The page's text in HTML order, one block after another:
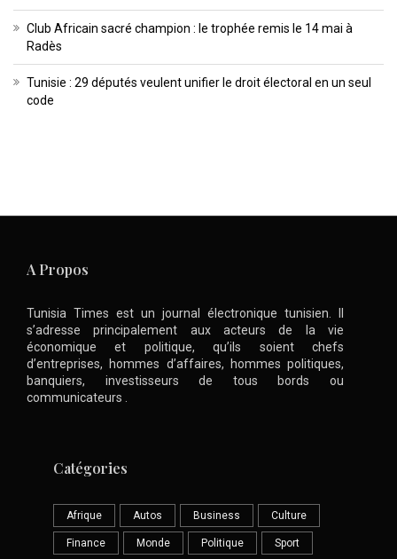
Club Africain sacré champion : le trophée remis le 14 mai à
Radès
Tunisie : 29 députés veulent unifier le droit électoral en un seul
code
A Propos
Tunisia Times est un journal électronique tunisien. Il
s’adresse principalement aux acteurs de la vie
économique et politique, qu’ils soient chefs
d’entreprises, hommes d’affaires, hommes politiques,
banquiers, investisseurs de tous bords ou
communicateurs .
Catégories
Afrique Autos Business Culture
Finance Monde Politique Sport